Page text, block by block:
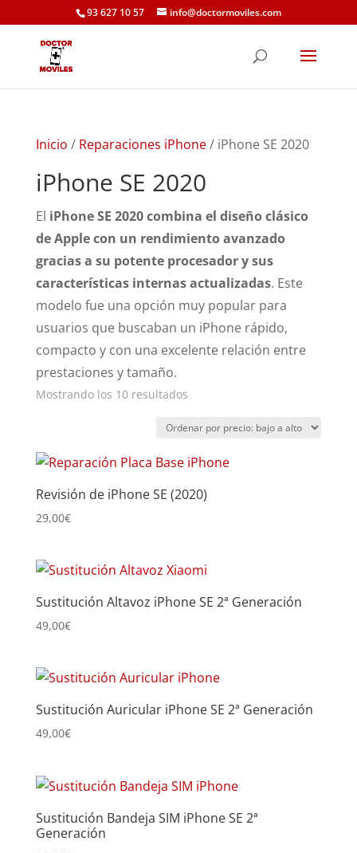
93 627 10 57 info@doctormoviles.com
Inicio / Reparaciones iPhone/ iPhone SE 2020
iPhone SE 2020
El iPhone SE 2020 combina el diseño clásico
de Apple con un rendimiento avanzado
gracias a su potente procesador y sus
características internas actualizadas. Este
modelo fue una opción muy popular para
usuarios que buscaban un iPhone rápido,
compacto y con una excelente relación entre
prestaciones y tamaño.
Mostrando los 10 resultadosOrdenado
precio:
bajo
alto
Revisión de iPhone SE (2020)
29,00€
Sustitución Altavoz iPhone SE 2ª Generación
49,00€
Sustitución Auricular iPhone SE 2ª Generación
49,00€
Sustitución Bandeja SIM iPhone SE 2ª
Generación